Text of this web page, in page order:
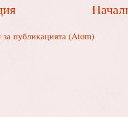
публикацията (Atom)